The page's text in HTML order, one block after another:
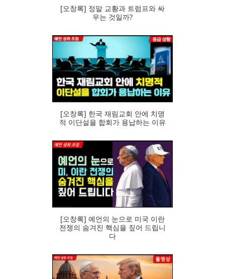
[오창록] 정말 교황과 트럼프와 싸
우는 것일까?
95
[오창록] 한국 재림교회 안에 치명
적 이단설을 합회가 용납하는 이유
79
[오창록] 예언의 눈으로 미국 이란
전쟁의 숨겨진 핵심을 짚어 드립니
다